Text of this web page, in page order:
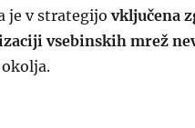
je v strategijo vključena
vsebinskih mrež
razvoja